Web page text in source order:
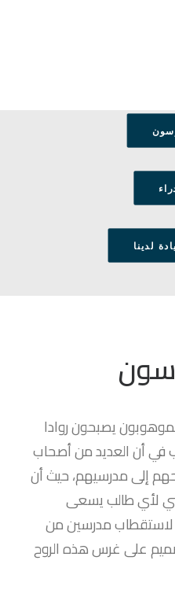
لدينا
يصبحون روادا
أن العديد من أصحاب
إلى مدرسيهم، حيث أن
لأي طالب يسعى
لاستقطاب مدرسين من
على غرس هذه الروح